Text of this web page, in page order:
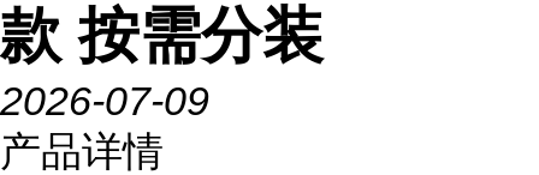
款 按需分装
2026-07-09
产品详情